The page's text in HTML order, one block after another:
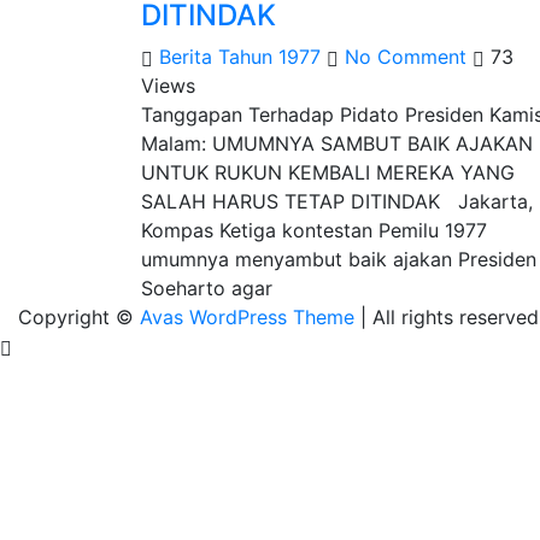
DITINDAK
Berita Tahun 1977 No Comment
73
Views
Tanggapan Terhadap Pidato Presiden
Malam: UMUMNYA SAMBUT BAIK AJAKAN
UNTUK RUKUN KEMBALI MEREKA YANG
SALAH HARUS TETAP DITINDAK Jakarta,
Kompas Ketiga kontestan Pemilu 1977
umumnya menyambut baik ajakan Presiden
Soeharto agar
Copyright © Avas WordPress Theme | All rights